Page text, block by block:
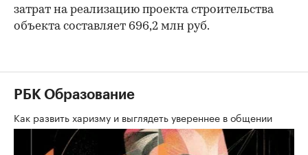
затрат на реализацию проекта строительства
объекта составляет 696,2 млн руб.
РБК Образование
Как развить харизму и выглядеть увереннее в общении